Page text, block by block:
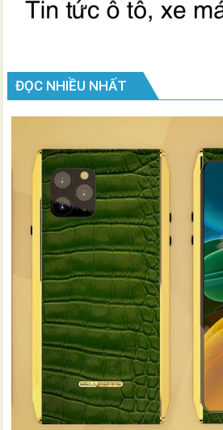
ĐỌC NHIỀU NHẤT